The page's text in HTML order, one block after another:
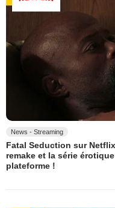
News - Streaming
Fatal Seduction sur
remake et la série
plateforme !